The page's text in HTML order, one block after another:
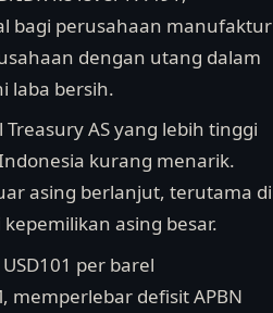
bagi perusahaan manufaktur
dengan utang dalam
laba bersih.
AS yang lebih tinggi
kurang menarik.
asing berlanjut, terutama di
asing besar.
per barel
memperlebar defisit APBN